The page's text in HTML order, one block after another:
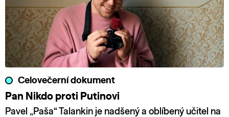
Celovečerní dokument
Pan Nikdo proti Putinovi
Pavel „Paša“ Talankin je nadšený a oblíbený učitel na